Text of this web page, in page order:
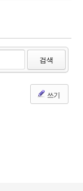
검색
쓰기